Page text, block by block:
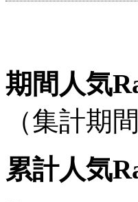
期間人気
（集計期
累計人気